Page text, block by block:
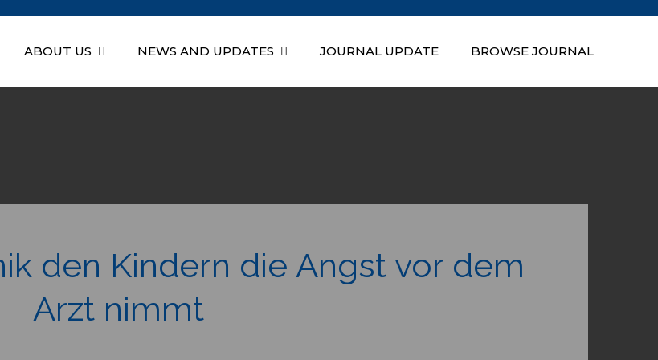
ABOUT US NEWS AND UPDATES JOURNAL UPDATE BROWSE JOURNAL
den Kindern die Angst vor dem
Arzt nimmt